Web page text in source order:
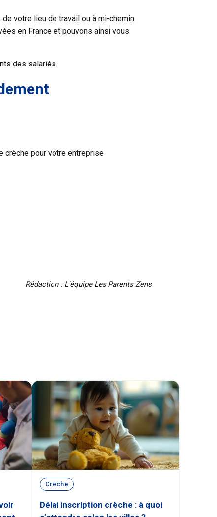
votre lieu de travail ou à mi-chemin
en France et pouvons ainsi vous
des salariés.
crèche pour votre entreprise
Rédaction : L'équipe Les Parents Zens
Crèche
Délai inscription crèche : à quoi